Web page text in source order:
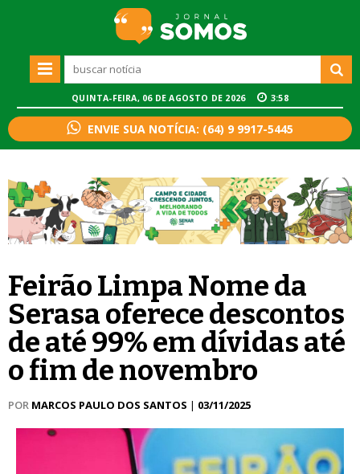
QUINTA-FEIRA, 06 DE AGOSTO DE 2026 3:58
ENVIE SUA NOTÍCIA: (64) 9 9917-5445
Feirão Limpa Nome da
Serasa oferece descontos
de até 99% em dívidas até
o fim de novembro
POR MARCOS PAULO DOS SANTOS | 03/11/2025